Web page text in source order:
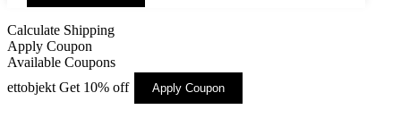
Calculate Shipping
Apply Coupon
Available Coupons
ettobjekt Get 10% off Apply Coupon